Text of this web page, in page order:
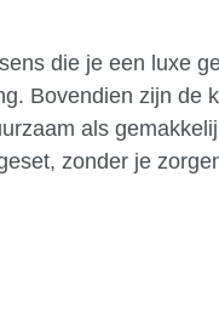
die je een luxe
Bovendien zijn de
als
zonder je